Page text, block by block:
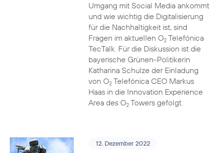
Umgang mit Social Media ankommt
und wie wichtig die Digitalisierung
für die Nachhaltigkeit ist, sind
Fragen im aktuellen O2Telefónica
TecTalk. Für die Diskussion ist die
bayerische Grünen-Politikerin
Katharina Schulze der Einladung
von O2Telefónica CEO Markus
Haas in die Innovation Experience
Area des O2Towers gefolgt.
12. Dezember 2022